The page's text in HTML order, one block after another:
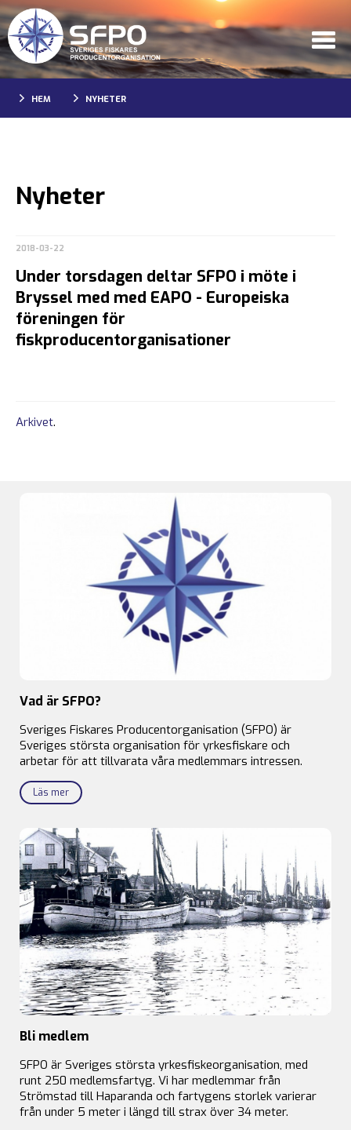
HEM NYHETER
Nyheter
2018-03-22
Under torsdagen deltar SFPO i möte i
Bryssel med med EAPO - Europeiska
föreningen för
fiskproducentorganisationer
Arkivet.
Vad är SFPO?
Sveriges Fiskares Producentorganisation (SFPO) är
Sveriges största organisation för yrkesfiskare och
arbetar för att tillvarata våra medlemmars intressen.
Läs mer
Bli medlem
SFPO är Sveriges största yrkesfiskeorganisation, med
runt 250 medlemsfartyg. Vi har medlemmar från
Strömstad till Haparanda och fartygens storlek varierar
från under 5 meter i längd till strax över 34 meter.